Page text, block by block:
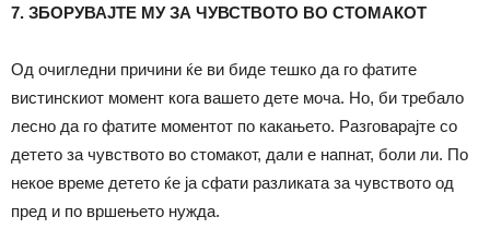
7. ЗБОРУВАЈТЕ МУ ЗА ЧУВСТВОТО ВО СТОМАКОТ
Од очигледни причини ќе ви биде тешко да го фатите
вистинскиот момент кога вашето дете моча. Но, би требало
лесно да го фатите моментот по какањето. Разговарајте со
детето за чувството во стомакот, дали е напнат, боли ли. По
некое време детето ќе ја сфати разликата за чувството од
пред и по вршењето нужда.